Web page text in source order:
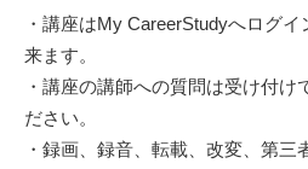
・講座はMy CareerStudyへログ
来ます。
・講座の講師への質問は受け付け
ださい。
・録画、録音、転載、改変、第三